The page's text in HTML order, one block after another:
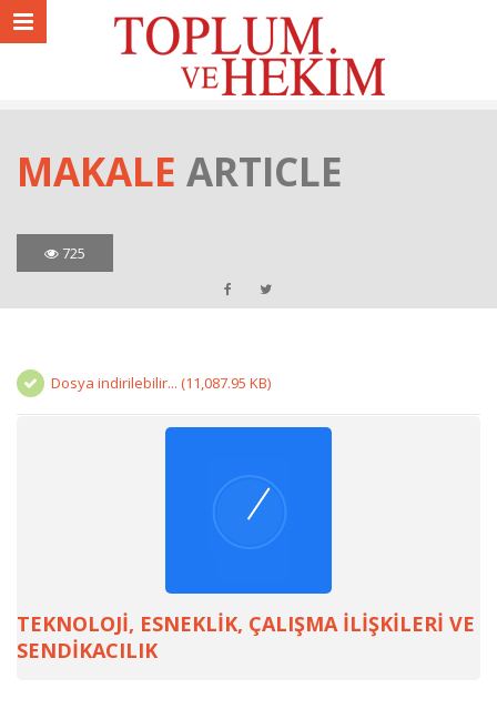
MAKALE ARTICLE
725
Dosya indirilebilir... (11,087.95 KB)
TEKNOLOJİ, ESNEKLİK, ÇALIŞMA İLİŞKİLERİ VE
SENDİKACILIK